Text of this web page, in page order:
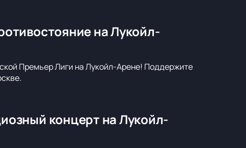
на Лукойл-
Премьер Лиги на Лукойл-Арене! Поддержите
концерт на Лукойл-